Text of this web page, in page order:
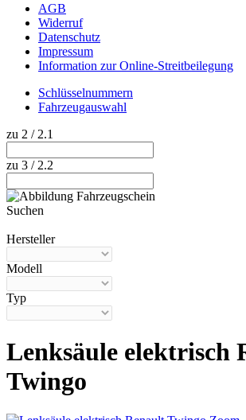
AGB
Widerruf
Datenschutz
Impressum
Information zur Online-Streitbeilegung
Schlüsselnummern
Fahrzeugauswahl
zu 2 / 2.1
zu 3 / 2.2
Suchen
Hersteller
Modell
Typ
Lenksäule elektrisch
Twingo